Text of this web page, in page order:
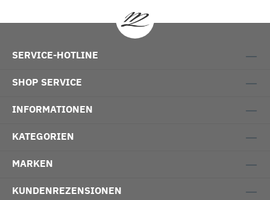
SERVICE-HOTLINE
SHOP SERVICE
INFORMATIONEN
KATEGORIEN
MARKEN
KUNDENREZENSIONEN